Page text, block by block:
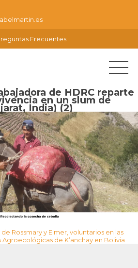
Frecuentes
de HDRC reparte
en un slum de
India) (2)
Rossmary y Elmer, voluntarios en las
de K’anchay en Bolivia